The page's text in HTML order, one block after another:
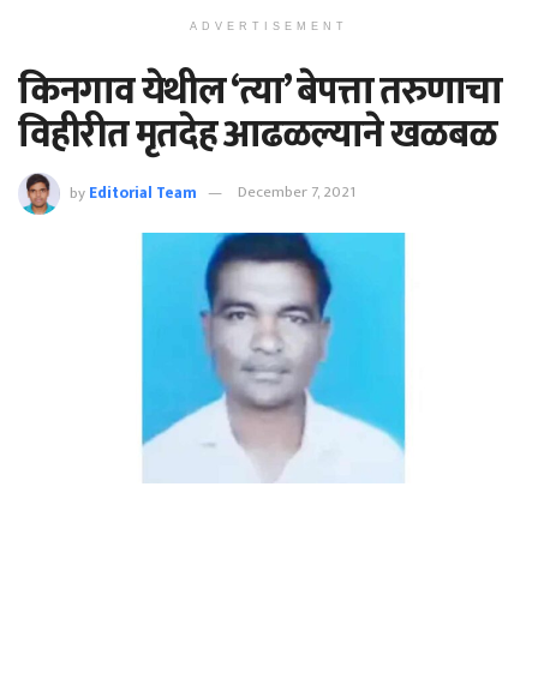
ADVERTISEMENT
किनगाव येथील ‘त्या’ बेपत्ता तरुणाचा
विहीरीत मृतदेह आढळल्याने खळबळ
byEditorial Team December 7, 2021